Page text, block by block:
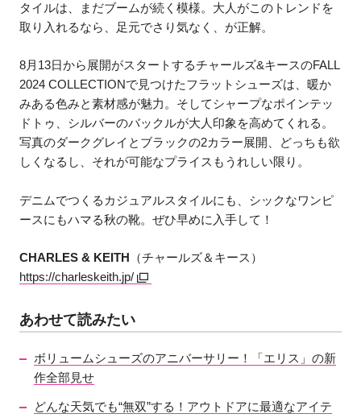
タイルは、まだブームが続く模様。大人がこのトレンドを
取り入れるなら、足元でさり気なく、が正解。
8月13日から展開がスタートするチャールズ&キースのFALL
2024 COLLECTIONで見つけたフラットシューズは、暖か
みある色みと素材感が魅力。そしてシャープなポインテッ
ドトゥ、シルバーのバックルが大人印象を高めてくれる。
写真のダークグレイとブラックの2カラー展開、どっちも欲
しくなるし、それが可能なプライスもうれしい限り。
デニムでつくるカジュアルスタイルにも、シックなワンピ
ースにもハマる秋の靴。ぜひ早めに入手して！
CHARLES & KEITH （チャールズ＆キース）
https://charleskeith.jp/
あわせて読みたい
ボリュームシューズのアニバーサリー！「エリス」の新
作全部見せ
どんな天気でも“無双”する！アウトドアに最適なアイテ